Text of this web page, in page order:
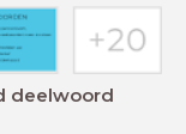
deelwoord